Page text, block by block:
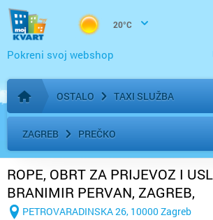
20°C
Pokreni svoj webshop
Početna stranica
OSTALO TAXI SLUŽBA
ZAGREB PREČKO
ROPE, OBRT ZA PRIJEVOZ I
BRANIMIR PERVAN, ZAGREB,
PETROVARADINSKA 26
PETROVARADINSKA 26, 10000 Zagreb